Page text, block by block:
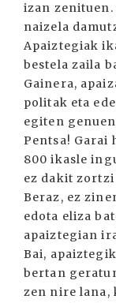
izan zenituen.
naizela
Apaiztegiak
bestela zaila
Gainera,
politak eta
egiten
Pentsa! Garai
800 ikasle
ez dakit zortzi
Beraz, ez
edota eliza
apaiztegian
Bai,
bertan
zen nire lana,